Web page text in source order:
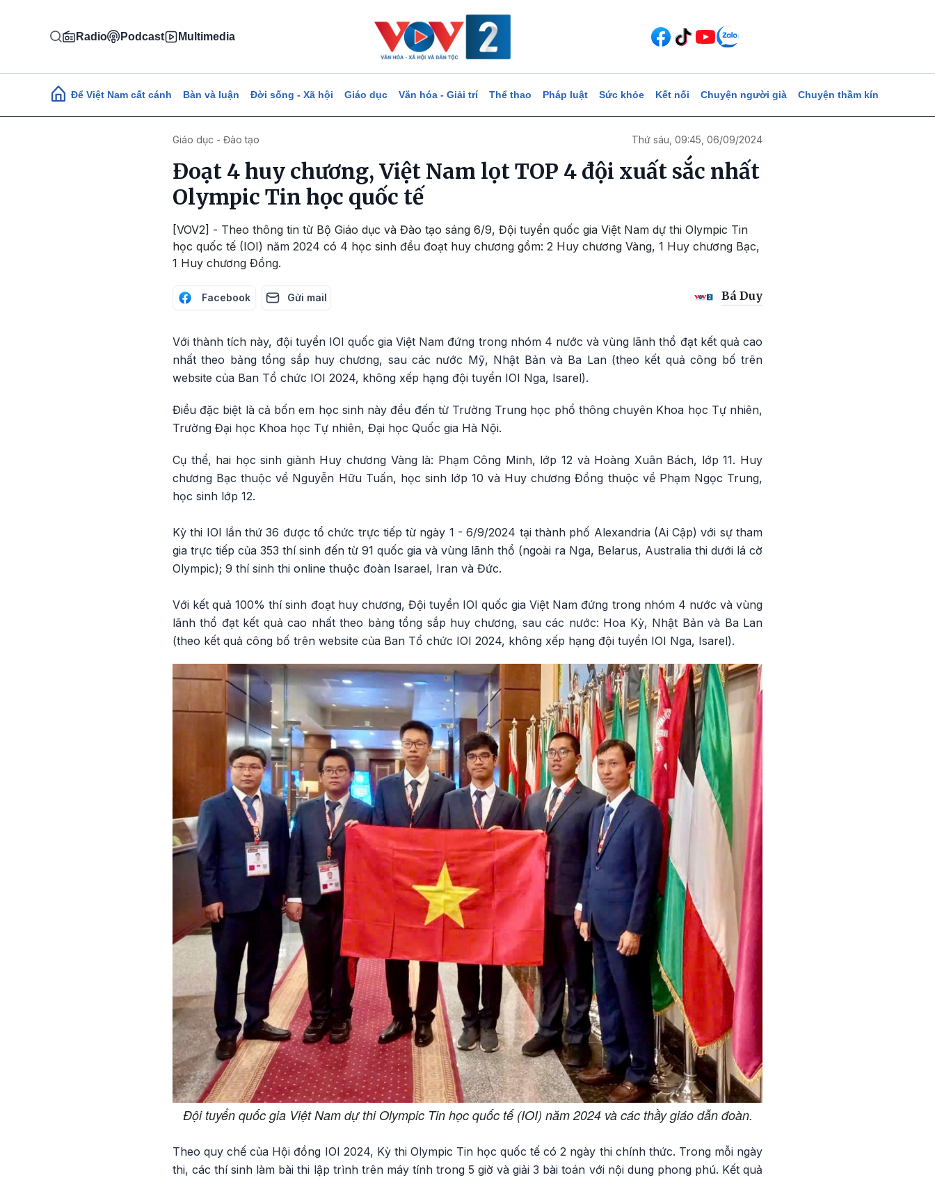
Radio Podcast Multimedia
Main navigation
Để Việt Nam cất cánh Bàn và luận Đời sống - Xã hội Giáo dục Văn hóa - Giải trí Thể thao Pháp luật Sức khỏe Kết nối Chuyện người già Chuyện thầm kín
Giáo dục - Đào tạo Thứ sáu, 09:45, 06/09/2024
Đoạt 4 huy chương, Việt Nam lọt TOP 4 đội xuất sắc nhất
Olympic Tin học quốc tế
[VOV2] - Theo thông tin từ Bộ Giáo dục và Đào tạo sáng 6/9, Đội tuyển quốc gia Việt Nam dự thi Olympic Tin
học quốc tế (IOI) năm 2024 có 4 học sinh đều đoạt huy chương gồm: 2 Huy chương Vàng, 1 Huy chương Bạc,
1 Huy chương Đồng.
Facebook Gửi mail Bá Duy
Với thành tích này, đội tuyển IOI quốc gia Việt Nam đứng trong nhóm 4 nước và vùng lãnh thổ đạt kết quả cao
nhất theo bảng tổng sắp huy chương, sau các nước Mỹ, Nhật Bản và Ba Lan (theo kết quả công bố trên
website của Ban Tổ chức IOI 2024, không xếp hạng đội tuyển IOI Nga, Isarel).
Điều đặc biệt là cả bốn em học sinh này đều đến từ Trường Trung học phổ thông chuyên Khoa học Tự nhiên,
Trường Đại học Khoa học Tự nhiên, Đại học Quốc gia Hà Nội.
Cụ thể, hai học sinh giành Huy chương Vàng là: Phạm Công Minh, lớp 12 và Hoàng Xuân Bách, lớp 11. Huy
chương Bạc thuộc về Nguyễn Hữu Tuấn, học sinh lớp 10 và Huy chương Đồng thuộc về Phạm Ngọc Trung,
học sinh lớp 12.
Kỳ thi IOI lần thứ 36 được tổ chức trực tiếp từ ngày 1 - 6/9/2024 tại thành phố Alexandria (Ai Cập) với sự tham
gia trực tiếp của 353 thí sinh đến từ 91 quốc gia và vùng lãnh thổ (ngoài ra Nga, Belarus, Australia thi dưới lá cờ
Olympic); 9 thí sinh thi online thuộc đoàn Isarael, Iran và Đức.
Với kết quả 100% thí sinh đoạt huy chương, Đội tuyển IOI quốc gia Việt Nam đứng trong nhóm 4 nước và vùng
lãnh thổ đạt kết quả cao nhất theo bảng tổng sắp huy chương, sau các nước: Hoa Kỳ, Nhật Bản và Ba Lan
(theo kết quả công bố trên website của Ban Tổ chức IOI 2024, không xếp hạng đội tuyển IOI Nga, Isarel).
Đội tuyển quốc gia Việt Nam dự thi Olympic Tin học quốc tế (IOI) năm 2024 và các thầy giáo dẫn đoàn.
Theo quy chế của Hội đồng IOI 2024, Kỳ thi Olympic Tin học quốc tế có 2 ngày thi chính thức. Trong mỗi ngày
thi, các thí sinh làm bài thi lập trình trên máy tính trong 5 giờ và giải 3 bài toán với nội dung phong phú. Kết quả